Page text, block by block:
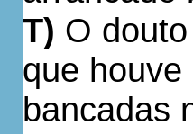
T) O
que
bancadas